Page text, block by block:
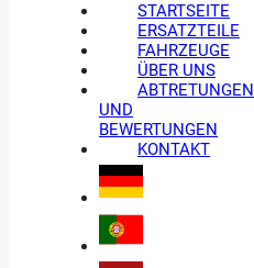
STARTSEITE
ERSATZTEILE
FAHRZEUGE
ÜBER UNS
ABTRETUNGEN
UND
BEWERTUNGEN
KONTAKT